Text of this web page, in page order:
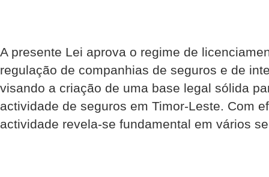
A presente Lei aprova o regime de
regulação de companhias de seguros e de
visando a criação de uma base legal sólida
actividade de seguros em Timor-Leste. Com
actividade revela-se fundamental em vários